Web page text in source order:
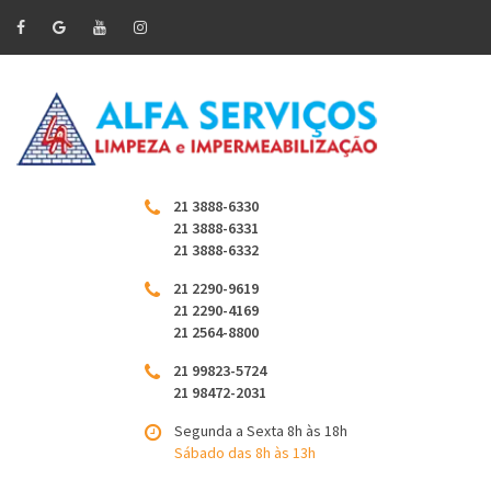
21 3888-6330
21 3888-6331
21 3888-6332
21 2290-9619
21 2290-4169
21 2564-8800
21 99823-5724
21 98472-2031
Segunda a Sexta 8h às 18h
Sábado das 8h às 13h